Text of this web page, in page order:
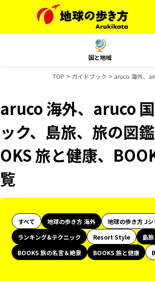
国と地域
TOP ガイドブック aruco 海外、
aruco 海外、aruco
ック、島旅、旅の図
OKS 旅と健康、
覧
すべて 地球の歩き方 海外 地球の歩き方 Jシ
ランキング&テクニック
Resort Style 島旅
BOOKS 旅の名言＆絶景
BOOKS 旅と健康